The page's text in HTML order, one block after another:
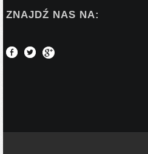
ZNAJDŹ NAS NA: